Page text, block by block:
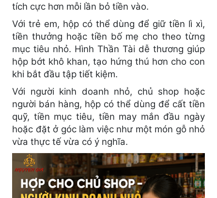
tích cực hơn mỗi lần bỏ tiền vào.
Với trẻ em, hộp có thể dùng để giữ tiền lì xì,
tiền thưởng hoặc tiền bố mẹ cho theo từng
mục tiêu nhỏ. Hình Thần Tài dễ thương giúp
hộp bớt khô khan, tạo hứng thú hơn cho con
khi bắt đầu tập tiết kiệm.
Với người kinh doanh nhỏ, chủ shop hoặc
người bán hàng, hộp có thể dùng để cất tiền
quỹ, tiền mục tiêu, tiền may mắn đầu ngày
hoặc đặt ở góc làm việc như một món gỗ nhỏ
vừa thực tế vừa có ý nghĩa.